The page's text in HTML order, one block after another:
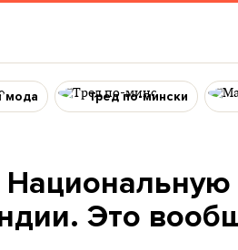
мода Тред по-мински
Это